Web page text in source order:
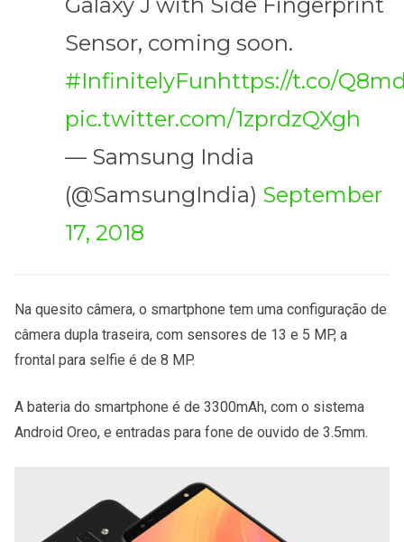
Galaxy J with Side Fingerprint
Sensor, coming soon.
#InfinitelyFunhttps://t.co/
pic.twitter.com/1zprdzQXgh
— Samsung India
(@SamsungIndia) September
17, 2018
Na quesito câmera, o smartphone tem uma configuração de
câmera dupla traseira, com sensores de 13 e 5 MP, a
frontal para selfie é de 8 MP.
A bateria do smartphone é de 3300mAh, com o sistema
Android Oreo, e entradas para fone de ouvido de 3.5mm.